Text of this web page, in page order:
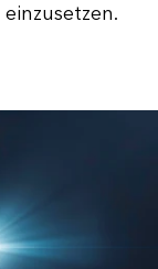
einzusetzen.